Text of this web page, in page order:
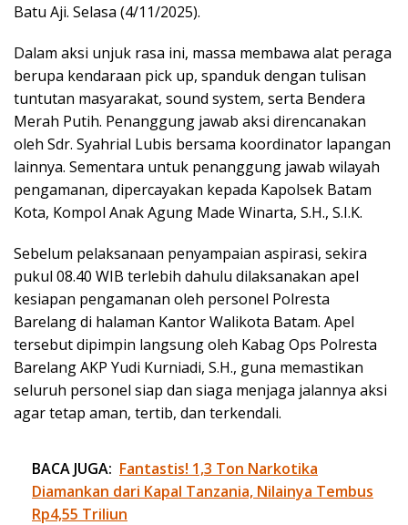
Batu Aji. Selasa (4/11/2025).
Dalam aksi unjuk rasa ini, massa membawa alat peraga
berupa kendaraan pick up, spanduk dengan tulisan
tuntutan masyarakat, sound system, serta Bendera
Merah Putih. Penanggung jawab aksi direncanakan
oleh Sdr. Syahrial Lubis bersama koordinator lapangan
lainnya. Sementara untuk penanggung jawab wilayah
pengamanan, dipercayakan kepada Kapolsek Batam
Kota, Kompol Anak Agung Made Winarta, S.H., S.I.K.
Sebelum pelaksanaan penyampaian aspirasi, sekira
pukul 08.40 WIB terlebih dahulu dilaksanakan apel
kesiapan pengamanan oleh personel Polresta
Barelang di halaman Kantor Walikota Batam. Apel
tersebut dipimpin langsung oleh Kabag Ops Polresta
Barelang AKP Yudi Kurniadi, S.H., guna memastikan
seluruh personel siap dan siaga menjaga jalannya aksi
agar tetap aman, tertib, dan terkendali.
BACA JUGA: Fantastis! 1,3 Ton Narkotika
Diamankan dari Kapal Tanzania, Nilainya Tembus
Rp4,55 Triliun